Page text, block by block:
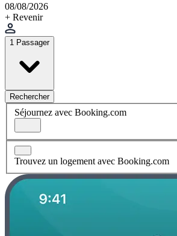
08/08/2026
+ Revenir
1 Passager
Rechercher
Séjournez avec Booking.com
Trouvez un logement avec Booking.com